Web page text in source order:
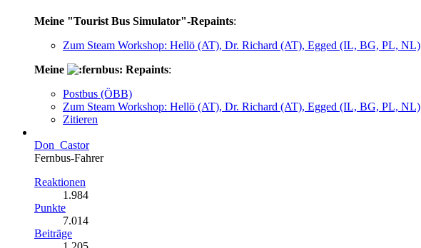
Meine "Tourist Bus Simulator"-Repaints:
Zum Steam Workshop: Hellö (AT), Dr. Richard (AT), Egged (IL, BG, PL, NL)
Meine
Repaints:
Postbus (ÖBB)
Zum Steam Workshop: Hellö (AT), Dr. Richard (AT), Egged (IL, BG, PL, NL)
Zitieren
Don_Castor
Fernbus-Fahrer
Reaktionen
1.984
Punkte
7.014
Beiträge